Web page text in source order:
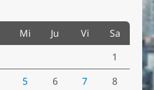
Mi Ju Vi
Sa
1
5 6 7
8